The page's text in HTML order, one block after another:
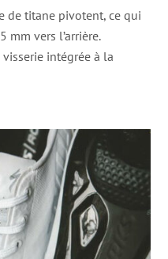
de titane pivotent, ce qui
mm vers l’arrière.
intégrée à la